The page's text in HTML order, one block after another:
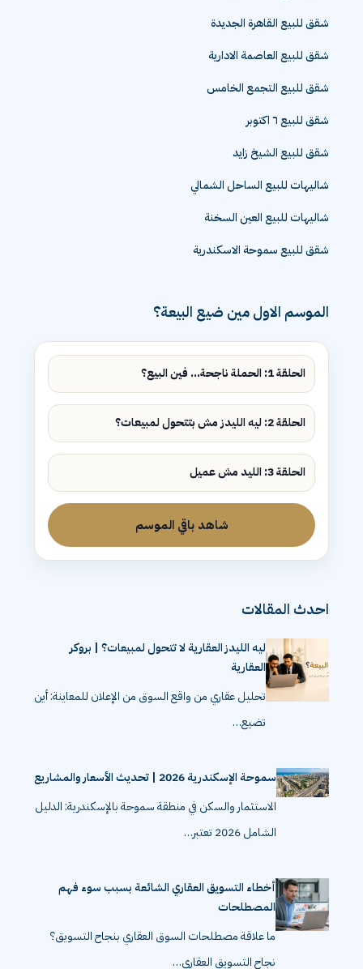
شقق للبيع القاهرة الجديدة
شقق للبيع العاصمة الادارية
شقق للبيع التجمع الخامس
شقق للبيع ٦ اكتوبر
شقق للبيع الشيخ زايد
شاليهات للبيع الساحل الشمالي
شاليهات للبيع العين السخنة
شقق للبيع سموحة الاسكندرية
الموسم الاول مين ضيع البيعة؟
الحلقة 1: الحملة ناجحة... فين البيع؟
الحلقة 2: ليه الليدز مش بتتحول لمبيعات؟
الحلقة 3: الليد مش عميل
شاهد باقي الموسم
احدث المقالات
ليه الليدز العقارية لا تتحول لمبيعات؟ | بروكر
العقارية
تحليل عقاري من واقع السوق من الإعلان للمعاينة: أين
تضيع…
سموحة الإسكندرية 2026 | تحديث الأسعار والمشاريع
الاستثمار والسكن في منطقة سموحة بالإسكندرية: الدليل
الشامل 2026 تعتبر…
أخطاء التسويق العقاري الشائعة بسبب سوء فهم
المصطلحات
ما علاقة مصطلحات السوق العقاري بنجاح التسويق؟
نجاح التسويق العقاري…